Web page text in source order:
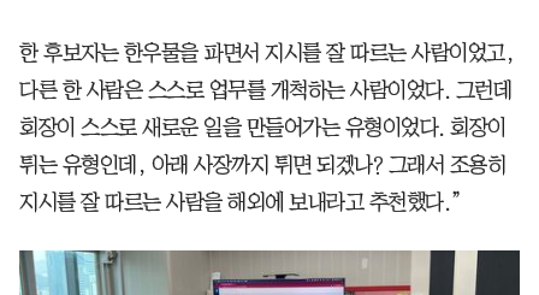
한 후보자는 한우물을 파면서 지시를 잘 따르는 사람이었고,
다른 한 사람은 스스로 업무를 개척하는 사람이었다. 그런데
회장이 스스로 새로운 일을 만들어가는 유형이었다. 회장이
튀는 유형인데, 아래 사장까지 튀면 되겠나? 그래서 조용히
지시를 잘 따르는 사람을 해외에 보내라고 추천했다.”